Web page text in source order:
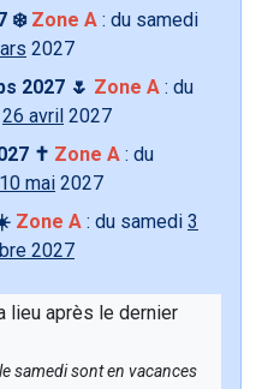
❄️ Zone A : du samedi
2027
2027 🌷 Zone A : du
26 avril 2027
✝️ Zone A : du
10 mai 2027
Zone A : du samedi 3
2027
lieu après le dernier
samedi sont en vacances